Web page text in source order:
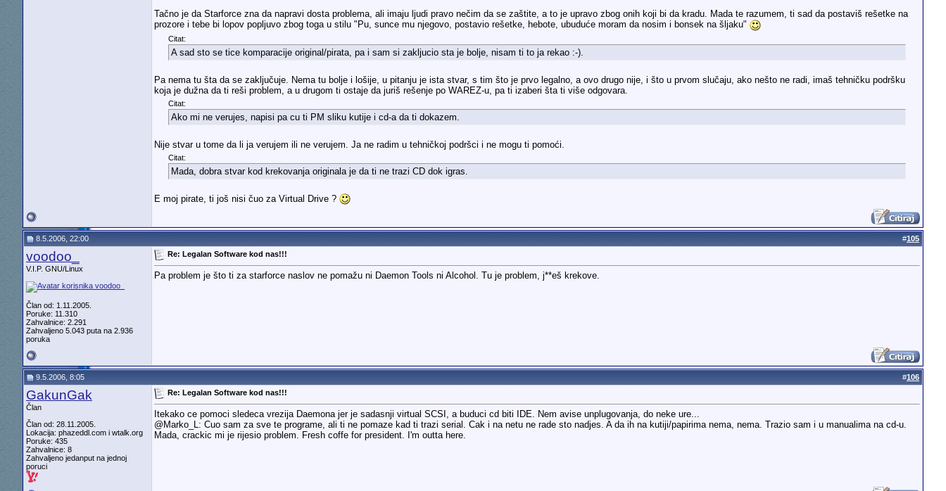
Tačno je da Starforce zna da napravi dosta problema, ali imaju ljudi pravo nečim da se zaštite, a to je upravo zbog onih koji bi da kradu. Mada te razumem, ti sad da postaviš rešetke na
prozore i tebe bi lopov popljuvo zbog toga u stilu "Pu, sunce mu njegovo, postavio rešetke, hebote, ubuduće moram da nosim i bonsek na šljaku"
Citat:
A sad sto se tice komparacije original/pirata, pa i sam si zakljucio sta je bolje, nisam ti to ja rekao :-).
Pa nema tu šta da se zaključuje. Nema tu bolje i lošije, u pitanju je ista stvar, s tim što je prvo legalno, a ovo drugo nije, i što u prvom slučaju, ako nešto ne radi, imaš tehničku podršku
koja je dužna da ti reši problem, a u drugom ti ostaje da juriš rešenje po WAREZ-u, pa ti izaberi šta ti više odgovara.
Citat:
Ako mi ne verujes, napisi pa cu ti PM sliku kutije i cd-a da ti dokazem.
Nije stvar u tome da li ja verujem ili ne verujem. Ja ne radim u tehničkoj podršci i ne mogu ti pomoći.
Citat:
Mada, dobra stvar kod krekovanja originala je da ti ne trazi CD dok igras.
E moj pirate, ti još nisi čuo za Virtual Drive ?
8.5.2006, 22:00 #105
voodoo_
V.I.P. GNU/Linux
Član od: 1.11.2005.
Poruke: 11.310
Zahvalnice: 2.291
Zahvaljeno 5.043 puta na 2.936
poruka
Re: Legalan Software kod nas!!!
Pa problem je što ti za starforce naslov ne pomažu ni Daemon Tools ni Alcohol. Tu je problem, j**eš krekove.
9.5.2006, 8:05 #106
GakunGak
Član
Član od: 28.11.2005.
Lokacija: phazeddl.com i wtalk.org
Poruke: 435
Zahvalnice: 8
Zahvaljeno jedanput na jednoj
poruci
Re: Legalan Software kod nas!!!
Itekako ce pomoci sledeca vrezija Daemona jer je sadasnji virtual SCSI, a buduci cd biti IDE. Nem avise unplugovanja, do neke ure...
@Marko_L: Cuo sam za sve te programe, ali ti ne pomaze kad ti trazi serial. Cak i na netu ne rade sto nadjes. A da ih na kutiji/papirima nema, nema. Trazio sam i u manualima na cd-u.
Mada, crackic mi je rijesio problem. Fresh coffe for president. I'm outta here.